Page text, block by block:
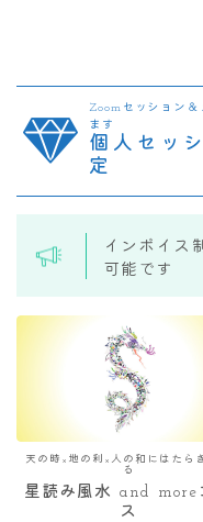
Zoomセッション
ます
個人セッ
定
インボイス
可能です
天の時×地の利×人の和にはたら
る
星読み風水 and more
ス